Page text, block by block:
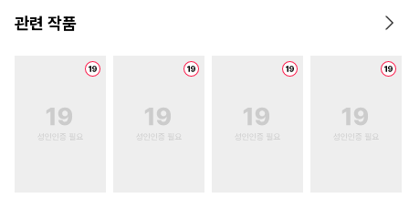
관련 작품